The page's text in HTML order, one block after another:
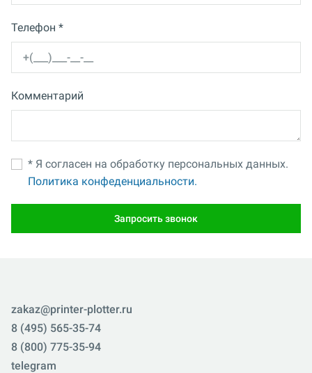
Телефон *
Комментарий
* Я согласен на обработку персональных данных.
Политика конфеденциальности.
Запросить звонок
zakaz@printer-plotter.ru
8 (495) 565-35-74
8 (800) 775-35-94
telegram